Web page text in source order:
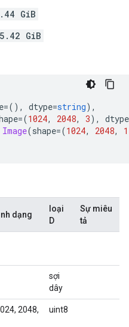
GiB
5.42 GiB
=(), dtype=string),
=(1024, 2048, 3),
dtype
Image(shape=(1024, 2048, 1
dạng
loại
D
Sự miêu
tả
sợi
dây
2048,
uint8